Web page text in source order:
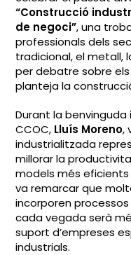
“Construcció
de negoci”, una
professionals dels
tradicional, el metall,
per debatre sobre
planteja la
Durant la
CCOC, Lluís Moreno,
industrialitzada
millorar la
models més
va remarcar que
incorporen
cada vegada serà
suport d’empreses
industrials.